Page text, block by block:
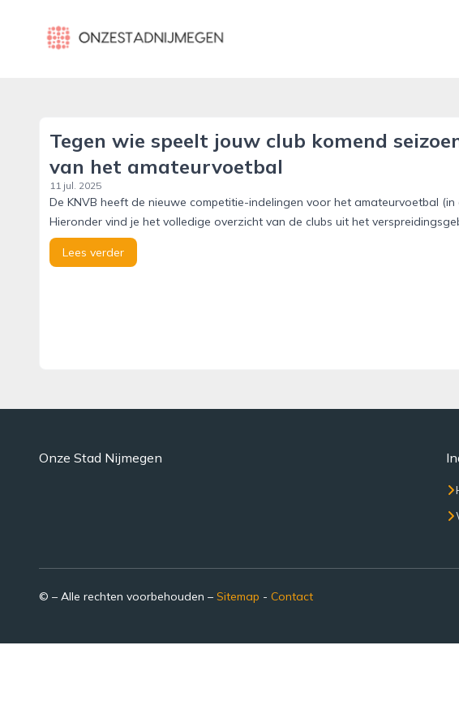
onzestadnijmegen.nl
Tegen wie speelt jouw club komend
van het amateurvoetbal
11 jul. 2025
De KNVB heeft de nieuwe competitie-indelingen voor het amateurvoetbal
Hieronder vind je het volledige overzicht van de clubs uit het
Lees verder
Onze Stad Nijmegen
© – Alle rechten voorbehouden – Sitemap - Contact